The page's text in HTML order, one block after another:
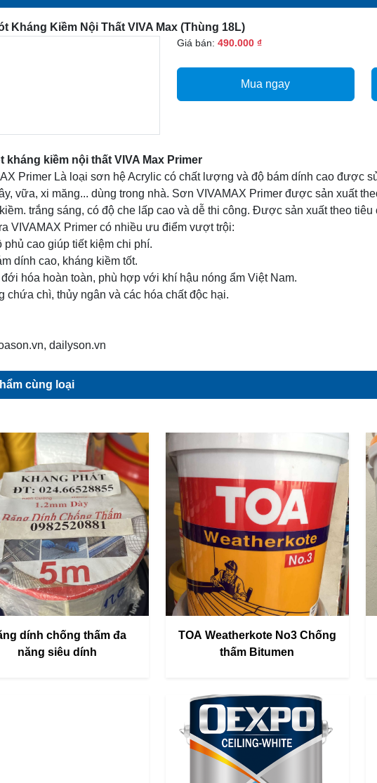
Kháng Kiềm Nội Thất VIVA Max (Thùng 18L)
Giá bán: 490.000 ₫
Mua ngay
kháng kiềm nội thất VIVA Max Primer
Primer Là loại sơn hệ Acrylic có chất lượng và độ bám dính cao được
vữa, xi măng... dùng trong nhà. Sơn VIVAMAX Primer được sản xuất
trắng sáng, có độ che lấp cao và dễ thi công. Được sản xuất theo tiêu
VIVAMAX Primer có nhiều ưu điểm vượt trội:
phủ cao giúp tiết kiệm chi phí.
dính cao, kháng kiềm tốt.
hóa hoàn toàn, phù hợp với khí hậu nóng ẩm Việt Nam.
chứa chì, thủy ngân và các hóa chất độc hại.
dailyson.vn
cùng loại
dính chống thấm đa
năng siêu dính
TOA Weatherkote No3 Chống
thấm Bitumen